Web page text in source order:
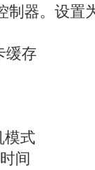
器。设置
缓存
模式
间